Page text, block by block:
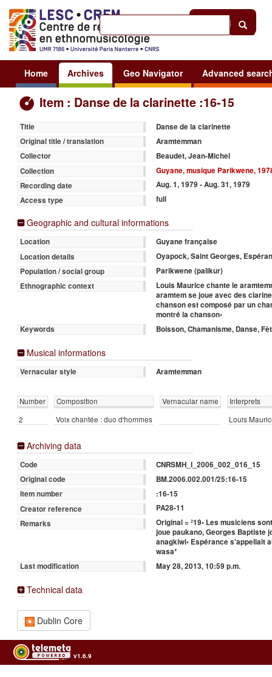
Sign in
Home Archives Geo Navigator Advanced
Item : Danse de la clarinette :16-15
Title
Danse de la clarinette
Original title / translation
Aramtemman
Collector
Beaudet, Jean-Michel
Collection
Guyane, musique Parikwene,
Recording date
Aug. 1, 1979 - Aug. 31, 1979
Access type
full
Geographic and cultural informations
Location
Guyane française
Location details
Oyapock, Saint Georges,
Population / social group
Parikwene (palikur)
Ethnographic context
Louis Maurice chante le
aramtem se joue avec des
chanson est composé par un
montré la chanson•
Keywords
Boisson, Chamanisme, Danse,
Musical informations
Vernacular style Aramtemman
Number Composition Vernacular name
Interprets
2
Voix chantée : duo d'hommes Louis
Archiving data
Code
CNRSMH_I_2006_002_016_15
Original code
BM.2006.002.001/25:16-15
Item number
:16-15
Creator reference
PA28-11
Remarks
Original = ²19• Les musiciens
joue paukano, Georges Baptiste
anagkiwi• Espérance s'appellait
wasa*
Last modification
May 28, 2013, 10:59 p.m.
Technical data
Dublin Core
v1.6.9